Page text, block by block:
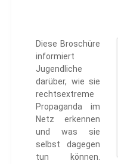
Diese Broschüre
informiert
Jugendliche
darüber, wie sie
rechtsextreme
Propaganda im
Netz erkennen
und was sie
selbst dagegen
tun können.